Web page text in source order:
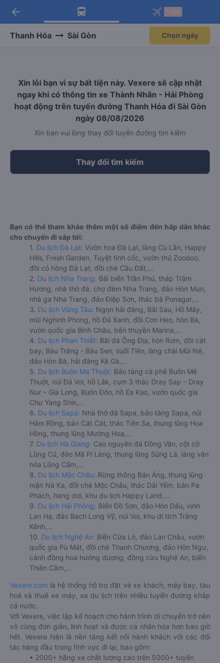
Tải app Vexere ngay!
Nhận ưu đãi thành viên độc
Mở app
Tải app Vexere
-30k/ghế khi đặt vé máy bay qua
Mở app
arrow_back
Thanh Hóa Sài Gòn Chọn ngày
Xin lỗi bạn vì sự bất tiện này. Vexere sẽ cập nhật
ngay khi có thông tin xe Thành Nhân - Hải Phòng
hoạt động trên tuyến đường Thanh Hóa đi Sài Gòn
ngày 08/08/2026
Xin bạn vui lòng thay đổi tuyến đường tìm kiếm
Thay đổi tìm kiếm
Bạn có thể tham khảo thêm một số điểm đến hấp dẫn khác
cho chuyến đi sắp tới:
1. Du lịch Đà Lạt: Vườn hoa Đà Lạt, làng Cù Lần, Happy
Hills, Fresh Garden, Tuyệt tình cốc, vườn thú Zoodoo,
đồi cỏ hồng Đà Lạt, đồi chè Cầu Đất,...
2. Du lịch Nha Trang: Bãi biển Trần Phú, tháp Trầm
Hương, nhà thờ đá, chợ đêm Nha Trang, đảo Hòn Mun,
nhà ga Nha Trang, đảo Điệp Sơn, thác bà Ponagar,...
3. Du lịch Vũng Tàu: Ngọn hải đăng, Bãi Sau, Hồ Mây,
mũi Nghinh Phong, hồ Đá Xanh, đồi Con Heo, hòn Bà,
vườn quốc gia Bình Châu, bến thuyền Marina,...
4. Du lịch Phan Thiết: Bãi đá Ông Địa, hòn Rơm, đồi cát
bay, Bàu Trắng - Bàu Sen, suối Tiên, làng chài Mũi Né,
đảo Hòn Bà, hải đăng Kê Gà,...
5. Du lịch Buôn Ma Thuột: Bảo tàng cà phê Buôn Mê
Thuột, núi Đá Voi, hồ Lắk, cụm 3 thác Dray Sap – Dray
Nur – Gia Long, Buôn Đôn, hồ Ea Kao, vườn quốc gia
Chư Yang Shin,...
6. Du lịch Sapa: Nhà thờ đá Sapa, bảo tàng Sapa, núi
Hàm Rồng, bản Cát Cát, thác Tiên Sa, thung lũng Hoa
Hồng, thung lũng Mường Hoa,...
7. Du lịch Hà Giang: Cao nguyên đá Đồng Văn, cột cờ
Lũng Cú, đèo Mã Pí Lèng, thung lũng Sủng Là, làng văn
hóa Lũng Cẩm,...
8. Du lịch Mộc Châu: Rừng thông Bản Áng, thung lũng
mận Nà Ka, đồi chè Mộc Châu, thác Dải Yếm, bản Pa
Phách, hang dơi, khu du lịch Happy Land,...
9. Du lịch Hải Phòng: Biển Đồ Sơn, đảo Hòn Dấu, vịnh
Lan Hạ, đảo Bạch Long Vỹ, núi Voi, khu di tích Tràng
Kênh,...
10. Du lịch Nghệ An: Biển Cửa Lò, đảo Lan Châu, vườn
quốc gia Pù Mát, đồi chè Thanh Chương, đảo Hòn Ngư,
cánh đồng hoa hướng dương, đồng cừu Nghệ An, biển
Thiên Cầm,...
Vexere.com là hệ thống hỗ trợ đặt vé xe khách, máy bay, tàu
hoả và thuê xe máy, xe du lịch trên nhiều tuyến đường khắp
cả nước.
Với Vexere, việc lập kế hoạch cho hành trình di chuyển trở nên
vô cùng đơn giản, linh hoạt và được cá nhân hóa hơn bao giờ
hết. Vexere hiện là nền tảng kết nối hành khách với các đối
tác hàng đầu trong lĩnh vực đi lại, bao gồm:
• 2000+ hãng xe chất lượng cao trên 5000+ tuyến